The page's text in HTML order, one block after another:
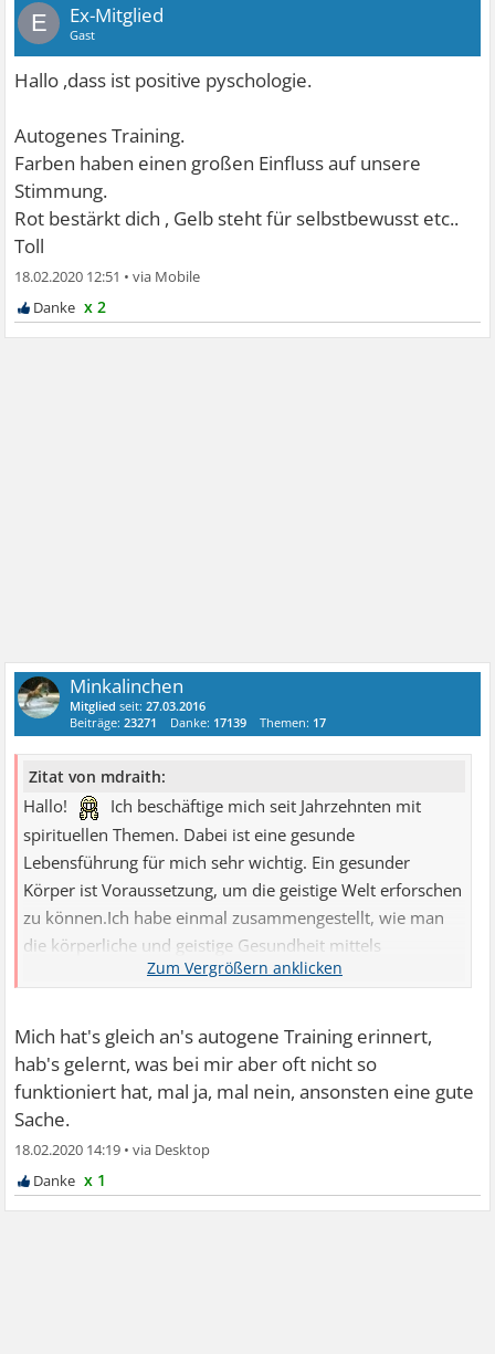
E Ex-Mitglied
Gast
Hallo ,dass ist positive pyschologie.
Autogenes Training.
Farben haben einen großen Einfluss auf unsere
Stimmung.
Rot bestärkt dich , Gelb steht für selbstbewusst etc..
Toll
18.02.2020 12:51 •
x 2
Minkalinchen
Mitglied seit:27.03.2016
Beiträge:23271 Danke: 17139 Themen: 17
Zitat von mdraith:
Hallo!
Ich beschäftige mich seit Jahrzehnten mit
spirituellen Themen. Dabei ist eine gesunde
Lebensführung für mich sehr wichtig. Ein gesunder
Körper ist Voraussetzung, um die geistige Welt erforschen
zu können.Ich habe einmal zusammengestellt, wie man
die körperliche und geistige Gesundheit mittels
Visualisierung verbessern kann.Dazu habe ich mein
zusammengefasst:Heilung durch geistige ÜbungenBei
anhaltenden Beschwerden immer einen Arzt zu Rate
ziehen.Geistige Maßnahmen unterstützen den Körper bei
der Bekämpfung von Krankheiten, können eine
schulmedizinische Behandlung jedoch nicht
ersetzen.Intensivierung der ...
Mich hat's gleich an's autogene Training erinnert,
hab's gelernt, was bei mir aber oft nicht so
funktioniert hat, mal ja, mal nein, ansonsten eine gute
Sache.
18.02.2020 14:19 •
x 1